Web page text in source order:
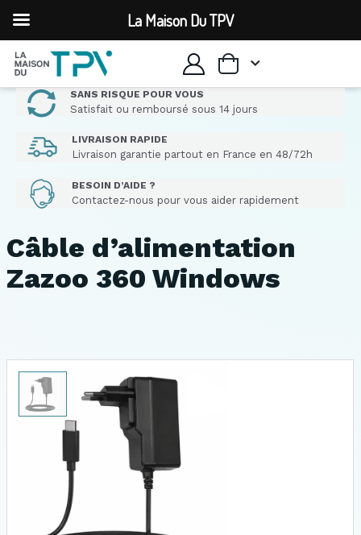
SANS RISQUE POUR VOUS
Satisfait ou remboursé sous 14 jours
LIVRAISON RAPIDE
Livraison garantie partout en France en 48/72h
BESOIN D’AIDE ?
Contactez-nous pour vous aider rapidement
Câble d’alimentation
Zazoo 360 Windows
La Maison Du TPV